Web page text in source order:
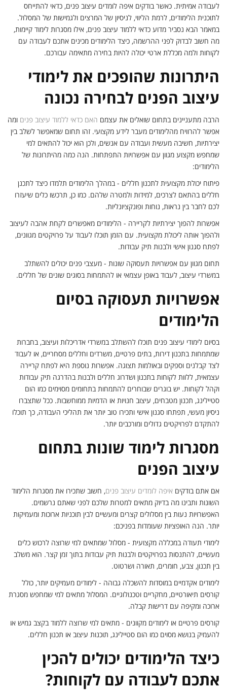
לעבודה אמיתית. כאשר בודקים איפה לומדים עיצוב פנים, כדאי להתייחס
לתוכנית הלימודים, לרמת הליווי, לניסיון של המרצים ולגמישות של המסלול.
במאמר הבא נסביר מדוע כדאי ללמוד עיצוב פנים, אילו מסגרות לימוד קיימות,
מה חשוב לבדוק לפני ההרשמה, כיצד הלימודים מכינים אתכם לעבודה עם
לקוחות ולמה מכללת ארטי יכולה להיות בחירה מתאימה עבורכם.
היתרונות שהופכים את לימודי
עיצוב הפנים לבחירה נכונה
הרבה מתעניינים בתחום שואלים את עצמם האם כדאי ללמוד עיצוב פנים ומה
אפשר להרוויח מהלימודים מעבר לידע מקצועי. זהו תחום שמאפשר לשלב בין
יצירתיות, חשיבה מעשית ועבודה עם אנשים, ולכן הוא יכול להתאים למי
שמחפש מקצוע מגוון עם אפשרויות התפתחות. הנה כמה מהיתרונות של
הלימודים:
פיתוח יכולת מקצועית לתכנון חללים - במהלך הלימודים תלמדו כיצד לתכנן
חללים בהתאם לצרכים, למידות ולמטרה שלהם. כמו כן, תרכשו כלים שיעזרו
לכם לחבר בין נראות, נוחות ופונקציונליות.
אפשרות להפוך יצירתיות לקריירה - הלימודים מאפשרים לקחת אהבה לעיצוב
ולהפוך אותה ליכולת מקצועית. עם הזמן תוכלו לעבוד על פרויקטים מגוונים,
לפתח סגנון אישי ולבנות תיק עבודות.
תחום מגוון עם אפשרויות תעסוקה שונות - מעצבי פנים יכולים להשתלב
במשרדי עיצוב, לעבוד באופן עצמאי או להתמחות בסוגים שונים של חללים.
אפשרויות תעסוקה בסיום
הלימודים
בסיום לימודי עיצוב פנים תוכלו להשתלב במשרדי אדריכלות ועיצוב, בחברות
שמתמחות בתכנון דירות, בתים פרטיים, משרדים וחללים מסחריים, או לעבוד
לצד קבלנים וספקים ובאולמות תצוגה. אפשרות נוספת היא לפתח קריירה
עצמאית, ללוות לקוחות בתכנון ושדרוג חללים ולבנות בהדרגה תיק עבודות
וקהל לקוחות. יש בוגרים שבוחרים להתמחות בתחומים מסוימים כמו הום
סטיילינג, תכנון מטבחים, עיצוב חנויות או הדמיות ממוחשבות. ככל שתצברו
ניסיון מעשי, תפתחו סגנון אישי ותכירו טוב יותר את תהליכי העבודה, כך תוכלו
להתקדם לפרויקטים גדולים ומורכבים יותר.
מסגרות לימוד שונות בתחום
עיצוב הפנים
אם אתם בודקים איפה לומדים עיצוב פנים, חשוב שתכירו את מסגרות הלימוד
השונות ותבינו מה בדיוק מתאים למטרות שלכם לפני שאתם נרשמים.
האפשרויות נעות בין מסלולים קצרים ומעשיים לבין תוכניות ארוכות ומעמיקות
יותר. הנה האופציות שעומדות בפניכם:
לימודי תעודה במכללה מקצועית - מסלול שמתאים למי שרוצה לרכוש כלים
מעשיים, להתנסות בפרויקטים ולבנות תיק עבודות בתוך זמן קצר. הוא משלב
בין תכנון, צבע, חומרים, תאורה ושרטוט.
לימודים אקדמיים במוסדות להשכלה גבוהה - לימודים מעמיקים יותר, כולל
קורסים תיאורטיים, מחקריים וטכנולוגיים. המסלול מתאים למי שמחפש מסגרת
ארוכה ומקיפה עם דרישות קבלה.
קורסים פרטיים או לימודים מקוונים - מתאים למי שרוצה ללמוד בקצב גמיש או
להעמיק בנושא מסוים כמו הום סטיילינג, תוכנות עיצוב או תכנון חללים.
כיצד הלימודים יכולים להכין
אתכם לעבודה עם לקוחות?